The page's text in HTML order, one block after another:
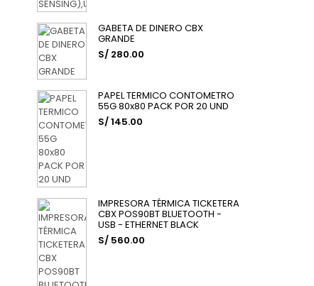
GABETA DE DINERO CBX
GRANDE
S/ 280.00
PAPEL TERMICO CONTOMETRO
55G 80x80 PACK POR 20 UND
S/ 145.00
IMPRESORA TÉRMICA TICKETERA
CBX POS90BT BLUETOOTH -
USB - ETHERNET BLACK
S/ 560.00